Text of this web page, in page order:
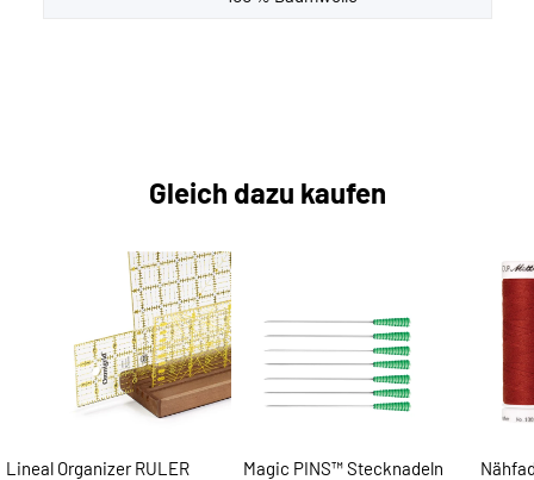
Gleich dazu kaufen
Lineal Organizer RULER
Magic PINS™ Stecknadeln